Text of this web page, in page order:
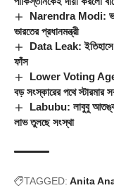
Narendra Modi:
ভারতের প্রধানমন্ত্রী
Data Leak: ইতিহাসে
ফাঁস
Lower Voting Age
বড় সংস্কারের পথে স্টারমার
Labubu: লাবুবু আতঙ্ক
লাভ তুলছে সংস্থা
TAGGED: Anita